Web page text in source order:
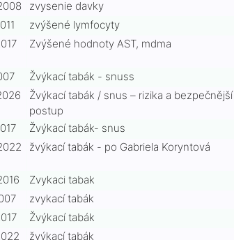
zvysenie davky
zvýšené lymfocyty
Zvýšené hodnoty AST, mdma
Žvýkací tabák - snuss
Žvýkací tabák / snus – rizika a bezpečnější
postup
Žvýkací tabák- snus
žvýkací tabák - po Gabriela Koryntová
Zvykaci tabak
zvykací tabák
Žvýkací tabák
žvýkací tabák